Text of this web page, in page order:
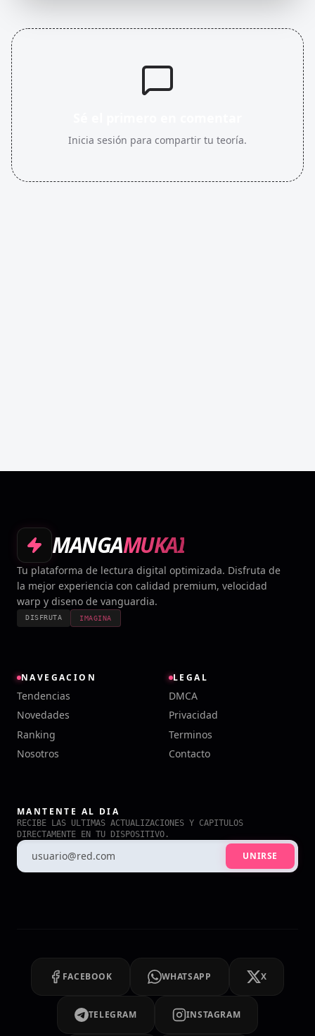
Inicia sesión para compartir tu teoría.
MANGAMUKAI
Tu plataforma de lectura digital optimizada. Disfruta de
la mejor experiencia con calidad premium, velocidad
warp y diseno de vanguardia.
DISFRUTA IMAGINA
NAVEGACION
Tendencias
Novedades
Ranking
Nosotros
LEGAL
DMCA
Privacidad
Terminos
Contacto
MANTENTE AL DIA
RECIBE LAS ULTIMAS ACTUALIZACIONES Y CAPITULOS
DIRECTAMENTE EN TU DISPOSITIVO.
UNIRSE
FACEBOOK WHATSAPP X
TELEGRAM INSTAGRAM